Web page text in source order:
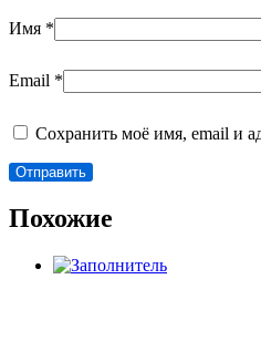
Имя *
Email *
Сохранить моё имя, email и
Похожие